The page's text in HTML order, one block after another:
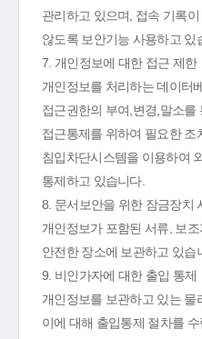
관리하고 있으며, 접속 기록
않도록 보안기능 사용하고 있
7. 개인정보에 대한 접근 제한
개인정보를 처리하는 데이터
접근권한의 부여,변경,말소를
접근통제를 위하여 필요한 조
침입차단시스템을 이용하여
통제하고 있습니다.
8. 문서보안을 위한 잠금장치
개인정보가 포함된 서류, 보
안전한 장소에 보관하고 있습
9. 비인가자에 대한 출입 통제
개인정보를 보관하고 있는 물
이에 대해 출입통제 절차를